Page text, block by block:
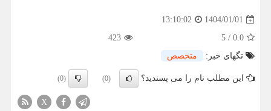
1404/01/01
13:10:02
0.0
/
5
423
تگهای خبر:
متخصص
این مطلب نام را می پسندید؟ (0)
(0)
X